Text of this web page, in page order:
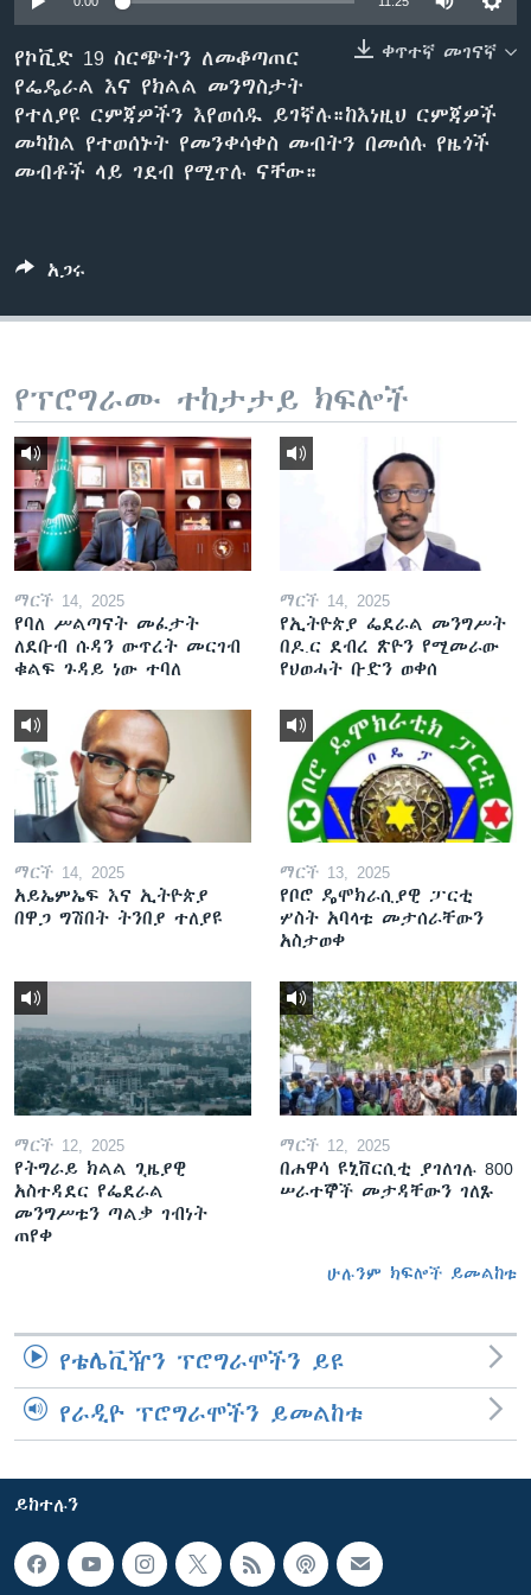
ቋንቋዎች
ቀጥተኛ መገናኛ
የኮቪድ 19 ስርጭትን ለመቆጣጠር
የፌዴራል እና የክልል መንግስታት
የተለያዩ ርምጃዎችን እየወሰዱ ይገኛሉ።ከእነዚህ ርምጃዎች
መካከል የተወሰኑት የመንቀሳቀስ መብትን በመሰሉ የዜጎች
መብቶች ላይ ገደብ የሚጥሉ ናቸው።
አጋሩ
የፕሮግራሙ ተከታታይ ክፍሎች
ማርች 14, 2025
የባለ ሥልጣናት መፈታት
ለደቡብ ሱዳን ውጥረት መርገብ
ቁልፍ ጉዳይ ነው ተባለ
ማርች 14, 2025
የኢትዮጵያ ፌደራል መንግሥት
በዶ.ር ደብረ ጽዮን የሚመራው
የህወሓት ቡድን ወቀሰ
ማርች 14, 2025
አይኤምኤፍ እና ኢትዮጵያ
በዋጋ ግሽበት ትንበያ ተለያዩ
ማርች 13, 2025
የቦሮ ዴሞክራሲያዊ ፓርቲ
ሦስት አባላቱ መታሰራቸውን
አስታወቀ
ማርች 12, 2025
የትግራይ ክልል ጊዜያዊ
አስተዳደር የፌደራል
መንግሥቱን ጣልቃ ገብነት
ጠየቀ
ማርች 12, 2025
በሐዋሳ ዩኒቨርሲቲ ያገለገሉ 800
ሠራተኞች መታዳቸውን ገለጹ
ሁሉንም ክፍሎች ይመልከቱ
የቴሌቪዥን ፕሮግራሞችን ይዩ
የራዲዮ ፕሮግራሞችን ይመልከቱ
ይከተሉን